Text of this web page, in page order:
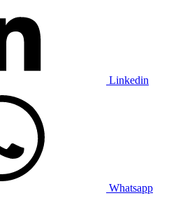
Linkedin
Whatsapp